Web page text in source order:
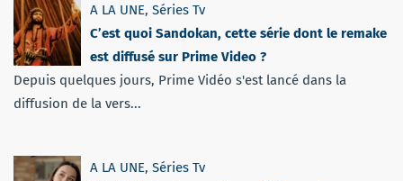
A LA UNE, Séries Tv
C’est quoi Sandokan, cette série dont le remake
est diffusé sur Prime Video ?
Depuis quelques jours, Prime Vidéo s'est lancé dans la
diffusion de la vers...
A LA UNE, Séries Tv